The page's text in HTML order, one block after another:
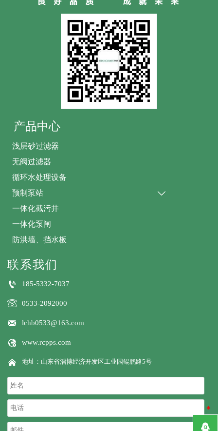
产品中心
浅层砂过滤器
无阀过滤器
循环水处理设备
预制泵站

一体化截污井
一体化泵闸
防洪墙、挡水板
联系我们
 185-5332-7037
 0533-2092000
 lchb0533@163.com
 www.rcpps.com
 地址：山东省淄博经济开发区工业园鲲鹏路5号
